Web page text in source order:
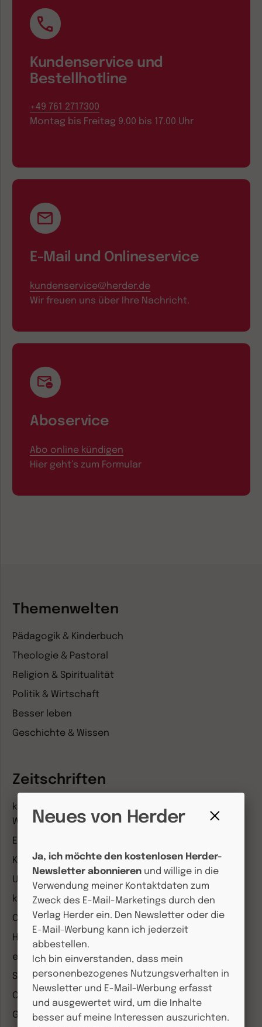
Kundenservice und
Bestellhotline
+49 761 2717300
Montag bis Freitag 9.00 bis 17.00 Uhr
E-Mail und Onlineservice
kundenservice@herder.de
Wir freuen uns über Ihre Nachricht.
Aboservice
Abo online kündigen
Hier geht’s zum Formular
Themenwelten
Pädagogik & Kinderbuch
Theologie & Pastoral
Religion & Spiritualität
Politik & Wirtschaft
Besser leben
Geschichte & Wissen
Zeitschriften
kindergarten heute Fachmagazin, Leitungsheft &
Wenn Eltern Rat suchen
Entdeckungskiste
Kleinstkinder in Kita und Tagespflege
Unser Ganztag
kizz Elternwelt
CHRIST IN DER GEGENWART
Herder Korrespondenz
einfach leben
Stimmen der Zeit
COMMUNIO
Gemeinsam Glauben
Neues von Herder
Ja, ich möchte den kostenlosen Herder-
Newsletter abonnieren und willige in die
Verwendung meiner Kontaktdaten zum
Zweck des E-Mail-Marketings durch den
Verlag Herder ein. Den Newsletter oder die
E-Mail-Werbung kann ich jederzeit
abbestellen.
Ich bin einverstanden, dass mein
personenbezogenes Nutzungsverhalten in
Newsletter und E-Mail-Werbung erfasst
und ausgewertet wird, um die Inhalte
besser auf meine Interessen auszurichten.